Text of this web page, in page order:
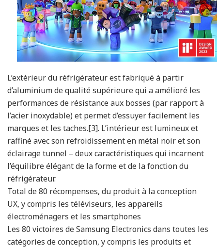
L’extérieur du réfrigérateur est fabriqué à partir
d’aluminium de qualité supérieure qui a amélioré les
performances de résistance aux bosses (par rapport à
l’acier inoxydable) et permet d’essuyer facilement les
marques et les taches.[3]. L’intérieur est lumineux et
raffiné avec son refroidissement en métal noir et son
éclairage tunnel – deux caractéristiques qui incarnent
l’équilibre élégant de la forme et de la fonction du
réfrigérateur.
Total de 80 récompenses, du produit à la conception
UX, y compris les téléviseurs, les appareils
électroménagers et les smartphones
Les 80 victoires de Samsung Electronics dans toutes les
catégories de conception, y compris les produits et